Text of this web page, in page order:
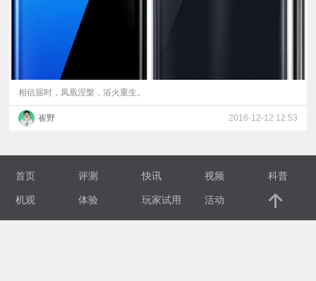
普
专
相信届时，凤凰涅槃，浴火重生。
崔野 2016-12-12 12:53
首页 评测 快讯 视频 科普
机观 体验 玩家试用 活动